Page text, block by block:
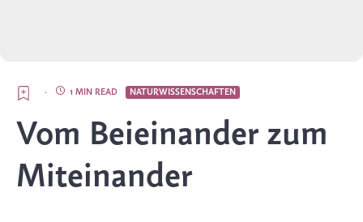
NATURWISSENSCHAFTEN
1 MIN READ
·
Vom Beieinander zum
Miteinander